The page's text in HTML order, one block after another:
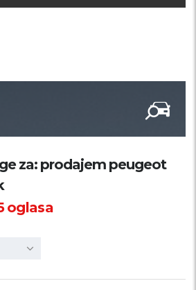
za: prodajem peugeot
oglasa